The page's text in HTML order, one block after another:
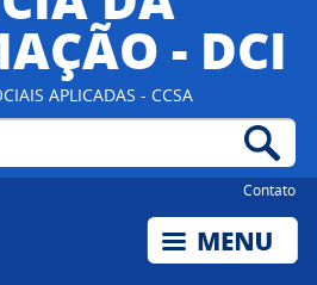
Legislação
Canais- DCI
APLICADAS - CCSA
Contato